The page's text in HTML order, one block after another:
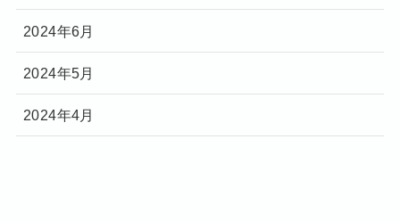
2024年6月
2024年5月
2024年4月